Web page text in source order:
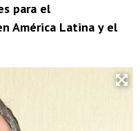
para el
América Latina y el